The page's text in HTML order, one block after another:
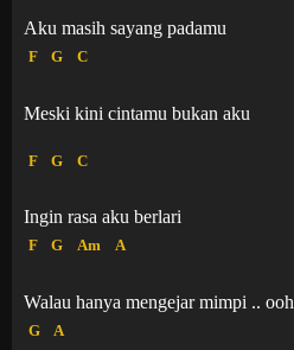
Aku masih sayang padamu
F G C
Meski kini cintamu bukan aku
F G C
Ingin rasa aku berlari
F G Am A
Walau hanya mengejar mimpi .. ooh
G A